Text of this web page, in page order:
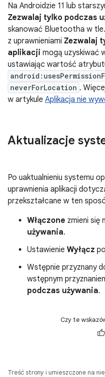
Na Androidzie 11 lub
Zezwalaj tylko podczas
skanować Bluetootha w
z uprawnieniami Zezwalaj
aplikacji mogą uzyskiwać
ustawiając wartość
neverForLocation .
w artykule Aplikacja nie
Aktualizacje
Po uaktualnieniu systemu
uprawnienia aplikacji
przekształcane w ten
Włączone zmieni się
używania.
Ustawienie Wyłącz
Wstępnie przyznany
wstępnym
podczas używania.
Czy te
Treść strony i umieszczone na